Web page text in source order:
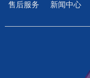
售后服务 新闻中心